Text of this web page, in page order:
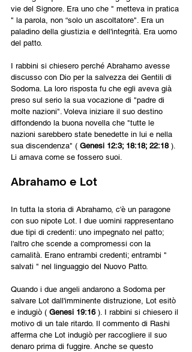
vie del Signore. Era uno che " metteva in pratica
" la parola, non “solo un ascoltatore". Era un
paladino della giustizia e dell'integrità. Era uomo
del patto.
I rabbini si chiesero perché Abrahamo avesse
discusso con Dio per la salvezza dei Gentili di
Sodoma. La loro risposta fu che egli aveva già
preso sul serio la sua vocazione di "padre di
molte nazioni". Voleva iniziare il suo destino
diffondendo la buona novella che "tutte le
nazioni sarebbero state benedette in lui e nella
sua discendenza" ( Genesi 12:3; 18:18; 22:18 ).
Li amava come se fossero suoi.
Abrahamo e Lot
In tutta la storia di Abrahamo, c'è un paragone
con suo nipote Lot. I due uomini rappresentano
due tipi di credenti: uno impegnato nel patto;
l'altro che scende a compromessi con la
carnalità. Erano entrambi credenti; entrambi "
salvati " nel linguaggio del Nuovo Patto.
Quando i due angeli andarono a Sodoma per
salvare Lot dall'imminente distruzione, Lot esitò
e indugiò ( Genesi 19:16 ). I rabbini si chiesero il
motivo di un tale ritardo. Il commento di Rashi
afferma che Lot indugiò per raccogliere il suo
denaro prima di fuggire. Anche se questo